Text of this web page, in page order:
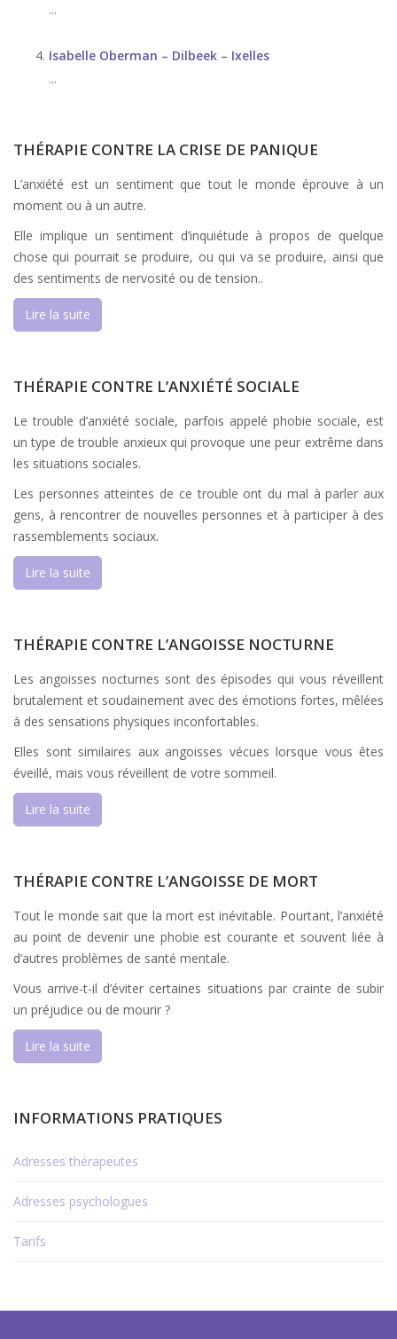
...
Isabelle Oberman – Dilbeek – Ixelles
...
THÉRAPIE CONTRE LA CRISE DE PANIQUE
L’anxiété est un sentiment que tout le monde éprouve à un
moment ou à un autre.
Elle implique un sentiment d’inquiétude à propos de quelque
chose qui pourrait se produire, ou qui va se produire, ainsi que
des sentiments de nervosité ou de tension..
Lire la suite
THÉRAPIE CONTRE L’ANXIÉTÉ SOCIALE
Le trouble d’anxiété sociale, parfois appelé phobie sociale, est
un type de trouble anxieux qui provoque une peur extrême dans
les situations sociales.
Les personnes atteintes de ce trouble ont du mal à parler aux
gens, à rencontrer de nouvelles personnes et à participer à des
rassemblements sociaux.
Lire la suite
THÉRAPIE CONTRE L’ANGOISSE NOCTURNE
Les angoisses nocturnes sont des épisodes qui vous réveillent
brutalement et soudainement avec des émotions fortes, mêlées
à des sensations physiques inconfortables.
Elles sont similaires aux angoisses vécues lorsque vous êtes
éveillé, mais vous réveillent de votre sommeil.
Lire la suite
THÉRAPIE CONTRE L’ANGOISSE DE MORT
Tout le monde sait que la mort est inévitable. Pourtant, l’anxiété
au point de devenir une phobie est courante et souvent liée à
d’autres problèmes de santé mentale.
Vous arrive-t-il d’éviter certaines situations par crainte de subir
un préjudice ou de mourir ?
Lire la suite
INFORMATIONS PRATIQUES
Adresses thérapeutes
Adresses psychologues
Tarifs